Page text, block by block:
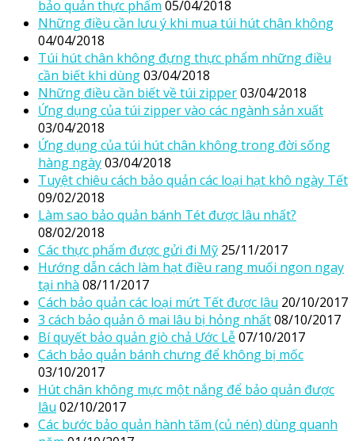
bảo quản thực phẩm 05/04/2018
Những điều cần lưu ý khi mua túi hút chân không
04/04/2018
Túi hút chân không đựng thực phẩm những điều
cần biết khi dùng03/04/2018
Những điều cần biết về túi zipper03/04/2018
Ứng dụng của túi zipper vào các ngành sản xuất
03/04/2018
Ứng dụng của túi hút chân không trong đời sống
hàng ngày03/04/2018
Tuyệt chiêu cách bảo quản các loại hạt khô ngày Tết
09/02/2018
Làm sao bảo quản bánh Tét được lâu nhất?
08/02/2018
Các thực phẩm được gửi đi Mỹ 25/11/2017
Hướng dẫn cách làm hạt điều rang muối ngon ngay
tại nhà 08/11/2017
Cách bảo quản các loại mứt Tết được lâu 20/10/2017
3 cách bảo quản ô mai lâu bị hỏng nhất08/10/2017
Bí quyết bảo quản giò chả Ước Lễ07/10/2017
Cách bảo quản bánh chưng để không bị mốc
03/10/2017
Hút chân không mực một nắng để bảo quản được
lâu 02/10/2017
Các bước bảo quản hành tăm (củ nén) dùng quanh